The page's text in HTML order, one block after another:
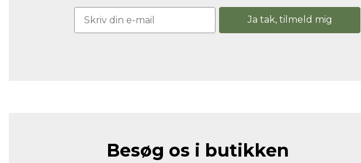
Ja tak, tilmeld mig
Besøg os i butikken